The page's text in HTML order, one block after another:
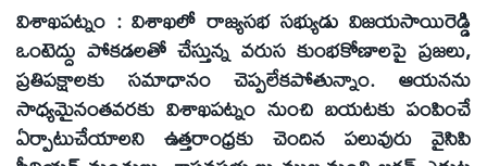
విశాఖపట్నం : విశాఖలో రాజ్యసభ సభ్యుడు విజయసాయిరెడ్డి
ఒంటెద్దు పోకడలతో చేస్తున్న వరుస కుంభకోణాలపై ప్రజలు,
ప్రతిపక్షాలకు సమాధానం చెప్పలేకపోతున్నాం. ఆయనను
సాధ్యమైనంతవరకు విశాఖపట్నం నుంచి బయటకు పంపించే
ఏర్పాటుచేయాలని ఉత్తరాంధ్రకు చెందిన పలువురు వైసిపి